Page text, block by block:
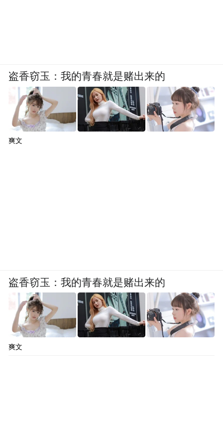
有人表示，自己就是分析个代码，也被切
了。
还有人说压根用不了，审查代码库都会被
Fable拒绝。
盗香窃玉：我的青春就是赌出来的
爽文
盗香窃玉：我的青春就是赌出来的
爽文